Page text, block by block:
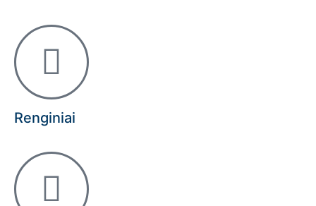
Renginiai